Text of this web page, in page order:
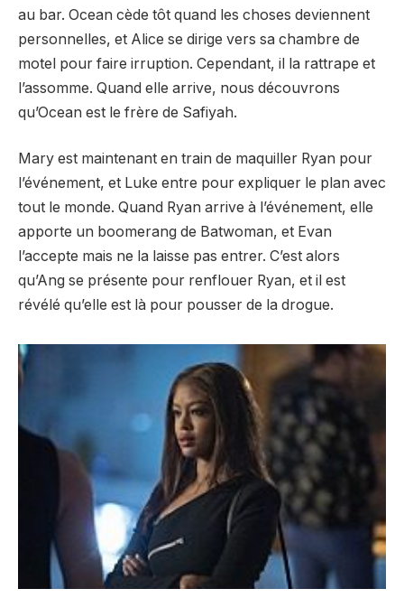
au bar. Ocean cède tôt quand les choses deviennent
personnelles, et Alice se dirige vers sa chambre de
motel pour faire irruption. Cependant, il la rattrape et
l’assomme. Quand elle arrive, nous découvrons
qu’Ocean est le frère de Safiyah.
Mary est maintenant en train de maquiller Ryan pour
l’événement, et Luke entre pour expliquer le plan avec
tout le monde. Quand Ryan arrive à l’événement, elle
apporte un boomerang de Batwoman, et Evan
l’accepte mais ne la laisse pas entrer. C’est alors
qu’Ang se présente pour renflouer Ryan, et il est
révélé qu’elle est là pour pousser de la drogue.